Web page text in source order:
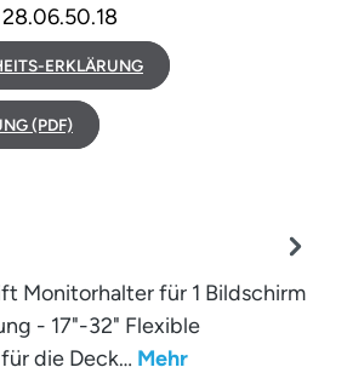
28.06.50.18
ERKLÄRUNG
(PDF)
Monitorhalter für 1 Bildschirm
- 17"-32" Flexible
die Deck… Mehr